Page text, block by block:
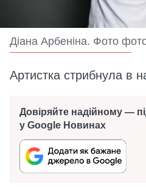
Діана Арбеніна. Фото
Артистка стрибнула в
Довіряйте надійному —
у Google Новинах